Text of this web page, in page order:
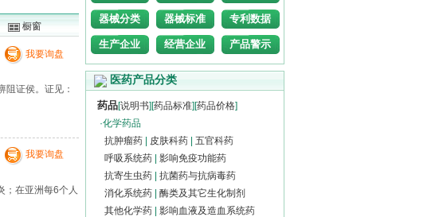
橱窗
我要询盘
证侯。证见：
我要询盘
在亚洲每6个人
器械分类 器械标准 专利数据
生产企业 经营企业 产品警示
医药产品分类
药品[说明书][药品标准][药品价格]
·化学药品
抗肿瘤药 | 皮肤科药 | 五官科药
呼吸系统药 | 影响免疫功能药
抗寄生虫药 | 抗菌药与抗病毒药
消化系统药 | 酶类及其它生化制剂
其他化学药 | 影响血液及造血系统药